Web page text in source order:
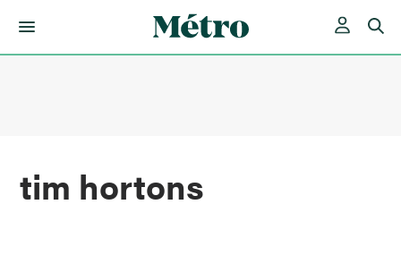
tim hortons